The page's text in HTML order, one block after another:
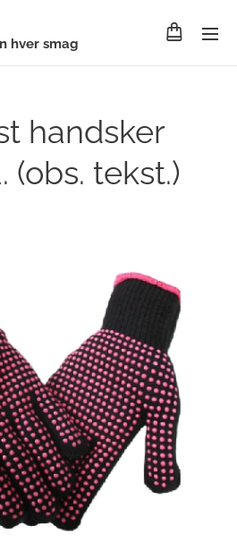
hver smag
handsker
(obs. tekst.)